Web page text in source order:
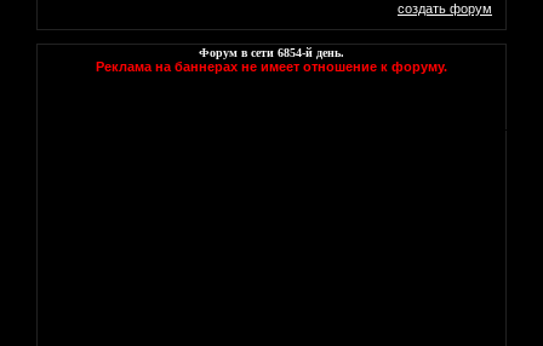
создать форум
Форум в сети 6854-й день.
Реклама на баннерах не имеет отношение к форуму.